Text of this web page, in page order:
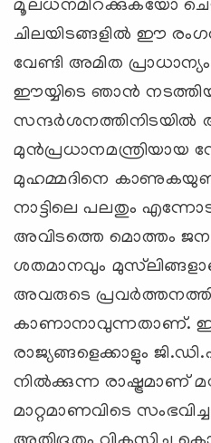
മൂലധനമിറക്കുകയോ
ചിലയിടങ്ങളില്‍ ഈ
വേണ്ടി അമിത
ഈയ്യിടെ ഞാന്‍
സന്ദര്‍ശനത്തിനിടയില്‍
മുന്‍പ്രധാനമന്ത്രിയായ
മുഹമ്മദിനെ
നാട്ടിലെ പലതും
അവിടത്തെ മൊത്തം
ശതമാനവും
അവരുടെ
കാണാനാവുന്നതാണ്.
രാജ്യങ്ങളെക്കാളും
നില്‍ക്കുന്ന രാഷ്ട്രമാണ്
മാറ്റമാണവിടെ